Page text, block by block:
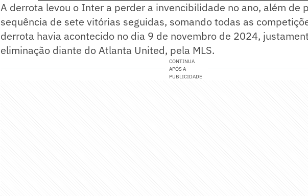
A derrota levou o Inter a perder a invencibilidade no ano, além de
sequência de sete vitórias seguidas, somando todas as
derrota havia acontecido no dia 9 de novembro de 2024,
eliminação diante do Atlanta United, pela MLS.
CONTINUA
APÓS A
PUBLICIDADE